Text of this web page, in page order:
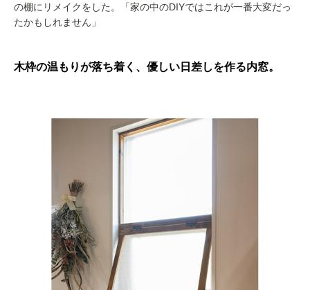
の棚にリメイクをした。「家の中のDIYではこれが一番大変だっ
たかもしれません」
木枠の温もりが落ち着く、優しい日差しを作る内窓。